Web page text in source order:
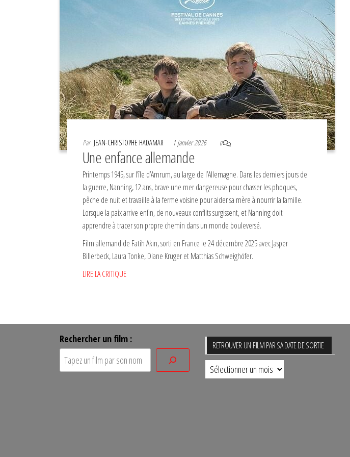
Par JEAN-CHRISTOPHE HADAMAR 1 janvier 2026 0
Une enfance allemande
Printemps 1945, sur l’île d’Amrum, au large de l’Allemagne. Dans les derniers jours de
la guerre, Nanning, 12 ans, brave une mer dangereuse pour chasser les phoques,
pêche de nuit et travaille à la ferme voisine pour aider sa mère à nourrir la famille.
Lorsque la paix arrive enfin, de nouveaux conflits surgissent, et Nanning doit
apprendre à tracer son propre chemin dans un monde bouleversé.
Film allemand de Fatih Akın, sorti en France le 24 décembre 2025 avec Jasper
Billerbeck, Laura Tonke, Diane Kruger et Matthias Schweighöfer.
LIRE LA CRITIQUE
Rechercher un film :
RETROUVER UN FILM PAR SA DATE DE SORTIE
Retrouver
un